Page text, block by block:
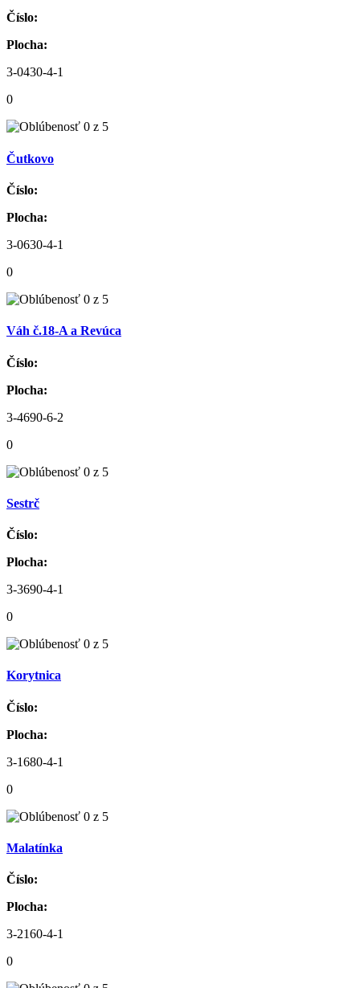
Číslo:
Plocha:
3-0430-4-1
0
Čutkovo
Číslo:
Plocha:
3-0630-4-1
0
Váh č.18-A a Revúca
Číslo:
Plocha:
3-4690-6-2
0
Sestrč
Číslo:
Plocha:
3-3690-4-1
0
Korytnica
Číslo:
Plocha:
3-1680-4-1
0
Malatínka
Číslo:
Plocha:
3-2160-4-1
0